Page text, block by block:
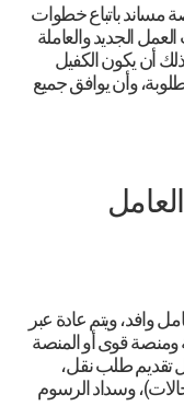
مساند باتباع خطوات
الجديد والعاملة
أن يكون الكفيل
وأن يوافق جميع
وافد، ويتم عادة عبر
ومنصة قوى أو المنصة
تقديم طلب نقل،
وسداد الرسوم